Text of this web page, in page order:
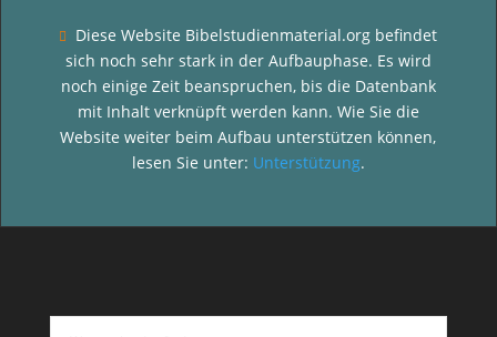

Diese Website Bibelstudienmaterial.org befindet
sich noch sehr stark in der Aufbauphase. Es wird
noch einige Zeit beanspruchen, bis die Datenbank
mit Inhalt verknüpft werden kann. Wie Sie die
Website weiter beim Aufbau unterstützen können,
lesen Sie unter: Unterstützung.